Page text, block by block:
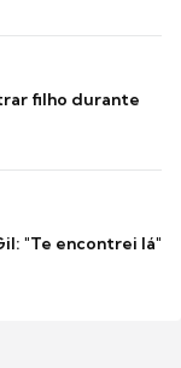
filho durante
"Te encontrei lá"